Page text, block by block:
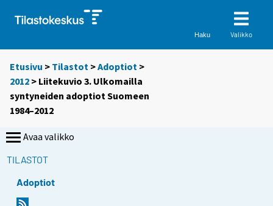
Haku Valikko
Etusivu > Tilastot >Adoptiot >
2012 > Liitekuvio 3. Ulkomailla
syntyneiden adoptiot Suomeen
1984–2012
Avaa valikko
TILASTOT
Adoptiot